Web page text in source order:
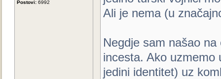
Postovi: 6992
Ali je nema (u
Negdje sam našao
incesta. Ako uzmemo
jedini identitet) uz